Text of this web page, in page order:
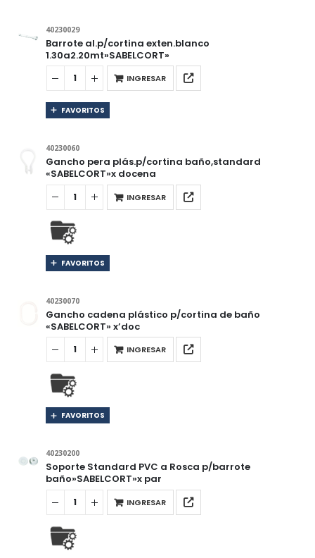
40230029
Barrote al.p/cortina exten.blanco
1.30a2.20mt»SABELCORT»
INGRESAR
FAVORITOS
40230060
Gancho pera plás.p/cortina baño,standard
«SABELCORT»x docena
INGRESAR
FAVORITOS
40230070
Gancho cadena plástico p/cortina de baño
«SABELCORT» x’doc
INGRESAR
FAVORITOS
40230200
Soporte Standard PVC a Rosca p/barrote
baño»SABELCORT»x par
INGRESAR